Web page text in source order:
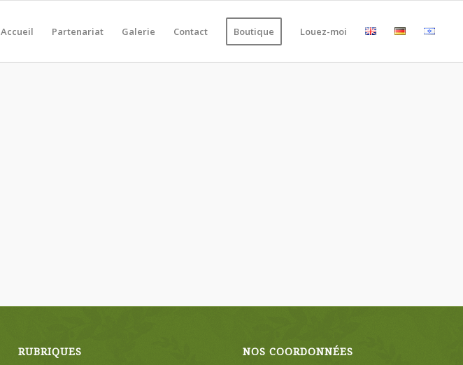
Accueil Partenariat Galerie Contact Boutique Louez-moi
RUBRIQUES NOS COORDONNÉES